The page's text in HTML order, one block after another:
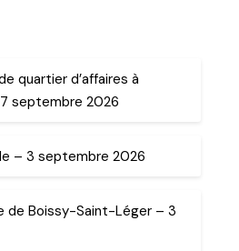
quartier d’affaires à
septembre 2026
– 3 septembre 2026
de Boissy-Saint-Léger – 3